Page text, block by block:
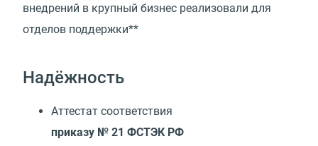
внедрений в крупный бизнес реализовали для
отделов поддержки**
Надёжность
Аттестат соответствия
приказу № 21 ФСТЭК РФ